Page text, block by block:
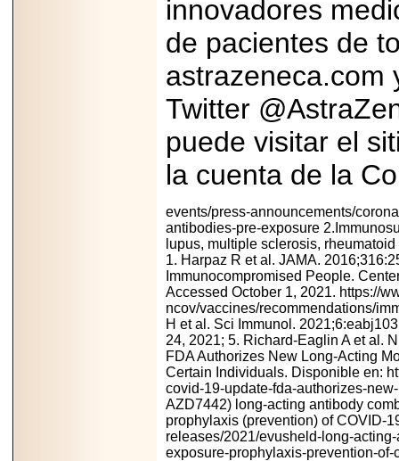
innovadores
de pacientes de
astrazeneca.com
Twitter
puede visitar el
la cuenta de la
events/press-announcements/
antibodies-pre-exposure
lupus, multiple sclerosis,
1. Harpaz R et al. JAMA.
Immunocompromised People.
Accessed October 1, 2021. https://
ncov/vaccines/recommendations/
H et al. Sci Immunol.
24, 2021; 5. Richard-Eaglin A et al.
FDA Authorizes New Long-Acting
Certain Individuals. Disponible en:
covid-19-update-fda-authorizes-
AZD7442) long-acting antibody
prophylaxis (prevention) of COVID-
releases/2021/evusheld-long-
exposure-prophylaxis-prevention-of-